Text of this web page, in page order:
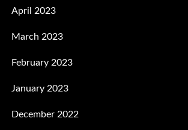
April 2023
March 2023
February 2023
January 2023
December 2022